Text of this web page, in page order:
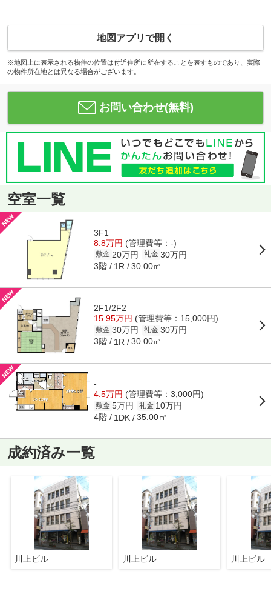
地図アプリで開く
※地図上に表示される物件の位置は付近住所に所在することを表すものであり、実際
の物件所在地とは異なる場合がございます。
お問い合わせ(無料)
空室一覧
3F1
8.8万円 (管理費等：-)
敷金 20万円 礼金 30万円
3階 1R 30.00㎡
2F1/2F2
15.95万円 (管理費等：15,000円)
敷金 30万円 礼金 30万円
3階 1R 30.00㎡
-
4.5万円 (管理費等：3,000円)
敷金 5万円 礼金 10万円
4階 1DK 35.00㎡
成約済み一覧
川上ビル 川上ビル 川上ビル